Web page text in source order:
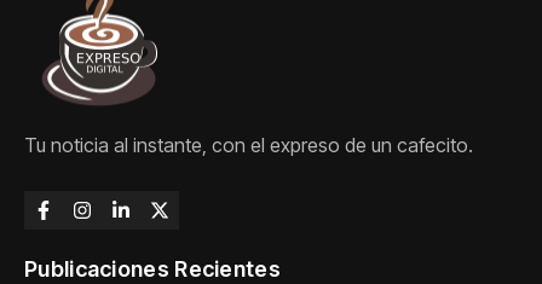
Tu noticia al instante, con el expreso de un cafecito.
Publicaciones Recientes